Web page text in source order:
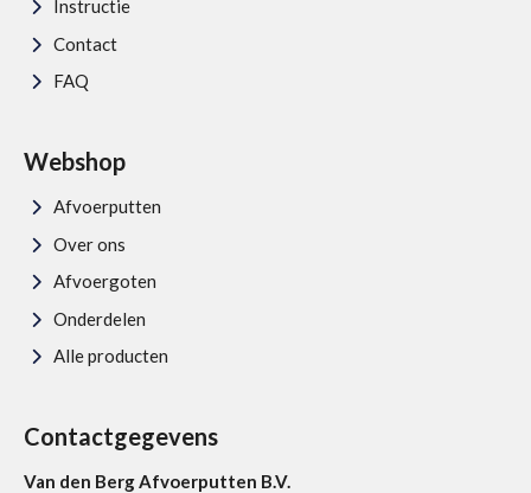
Instructie
Contact
FAQ
Webshop
Afvoerputten
Over ons
Afvoergoten
Onderdelen
Alle producten
Contactgegevens
Van den Berg Afvoerputten B.V.